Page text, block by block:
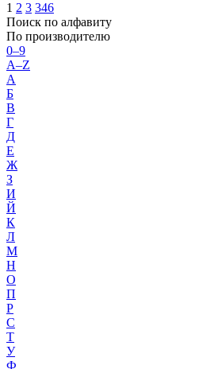
1 2 3 346
Поиск по алфавиту
По производителю
0–9
A–Z
А
Б
В
Г
Д
Е
Ж
З
И
Й
К
Л
М
Н
О
П
Р
С
Т
У
Ф